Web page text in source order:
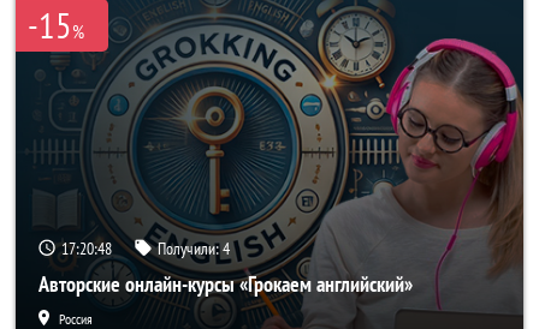
-15%
17:20:46 Получили:4
Авторские онлайн-курсы «Грокаем английский»
Россия